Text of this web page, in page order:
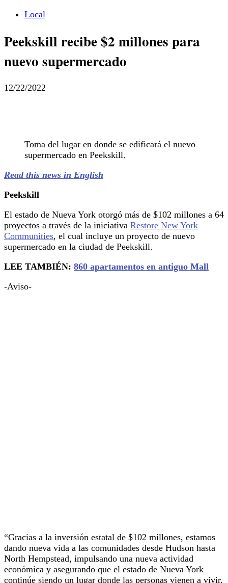
Local
Peekskill recibe $2 millones para
nuevo supermercado
12/22/2022
Toma del lugar en donde se edificará el nuevo
supermercado en Peekskill.
Read this news in English
Peekskill
El estado de Nueva York otorgó más de $102 millones a 64
proyectos a través de la iniciativa Restore New York
Communities, el cual incluye un proyecto de nuevo
supermercado en la ciudad de Peekskill.
LEE TAMBIÉN: 860 apartamentos en antiguo Mall
-Aviso-
“Gracias a la inversión estatal de $102 millones, estamos
dando nueva vida a las comunidades desde Hudson hasta
North Hempstead, impulsando una nueva actividad
económica y asegurando que el estado de Nueva York
continúe siendo un lugar donde las personas vienen a vivir,